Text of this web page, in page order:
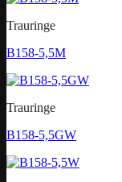
Trauringe
B158-5,5M
Trauringe
B158-5,5GW